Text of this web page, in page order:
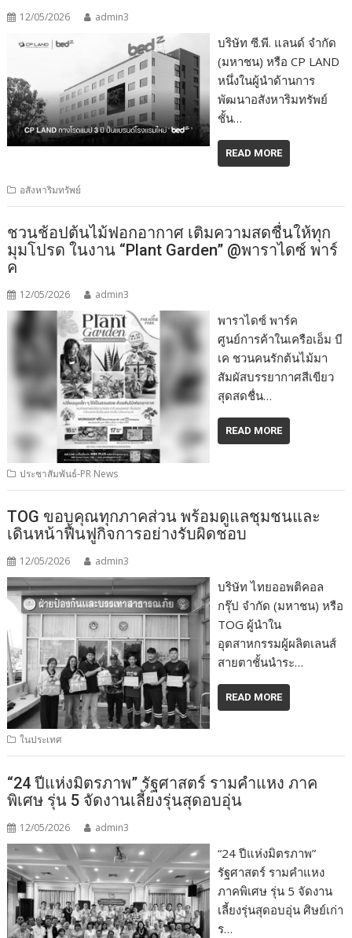
12/05/2026 admin3
บริษัท ซี.พี. แลนด์ จำกัด
(มหาชน) หรือ CP LAND
หนึ่งในผู้นำด้านการ
พัฒนาอสังหาริมทรัพย์
ชั้น…
READ MORE
อสังหาริมทรัพย์
ชวนช้อปต้นไม้ฟอกอากาศ เติมความสดชื่นให้ทุก
มุมโปรด ในงาน “Plant Garden” @พาราไดซ์ พาร์
ค
12/05/2026 admin3
พาราไดซ์ พาร์ค
ศูนย์การค้าในเครือเอ็ม บี
เค ชวนคนรักต้นไม้มา
สัมผัสบรรยากาศสีเขียว
สุดสดชื่น…
READ MORE
ประชาสัมพันธ์-PR News
TOG ขอบคุณทุกภาคส่วน พร้อมดูแลชุมชนและ
เดินหน้าฟื้นฟูกิจการอย่างรับผิดชอบ
12/05/2026 admin3
บริษัท ไทยออพติคอล
กรุ๊ป จำกัด (มหาชน) หรือ
TOG ผู้นำใน
อุตสาหกรรมผู้ผลิตเลนส์
สายตาชั้นนำระ…
READ MORE
ในประเทศ
“24 ปีแห่งมิตรภาพ” รัฐศาสตร์ รามคำแหง ภาค
พิเศษ รุ่น 5 จัดงานเลี้ยงรุ่นสุดอบอุ่น
12/05/2026 admin3
“24 ปีแห่งมิตรภาพ”
รัฐศาสตร์ รามคำแหง
ภาคพิเศษ รุ่น 5 จัดงาน
เลี้ยงรุ่นสุดอบอุ่น ศิษย์เก่า
ร…